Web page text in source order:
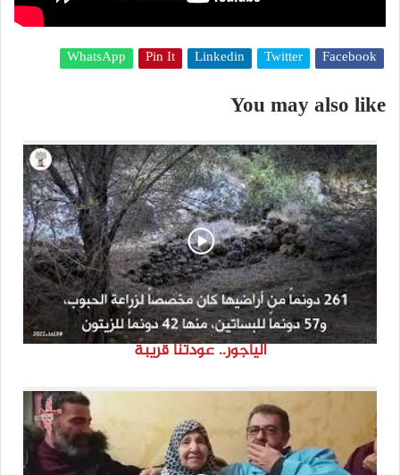
Facebook
Twitter
Linkedin
Pin It
WhatsApp
You may also like
الياجور.. عودتنا قريبة